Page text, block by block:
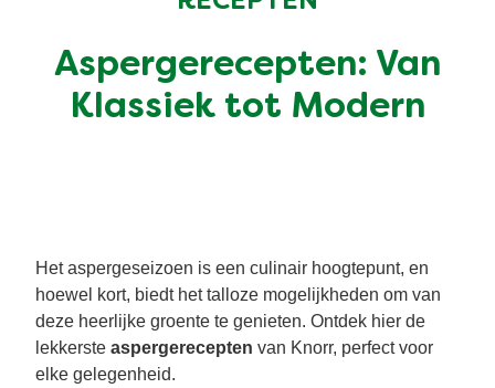
Vegetarisch
Smaakmakers
Kant-en-klaar
Good Snacks
Aspergerecepten: Van
Klassiek tot Modern
Het aspergeseizoen is een culinair hoogtepunt, en
hoewel kort, biedt het talloze mogelijkheden om van
deze heerlijke groente te genieten. Ontdek hier de
lekkerste aspergerecepten van Knorr, perfect voor
elke gelegenheid.